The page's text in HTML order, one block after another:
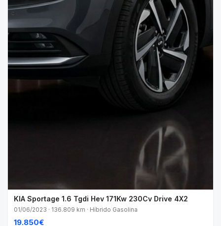
KIA Sportage 1.6 Tgdi Hev 171Kw 230Cv Drive 4X2
01/06/2023 · 136.809 km · Híbrido Gasolina
19.850€